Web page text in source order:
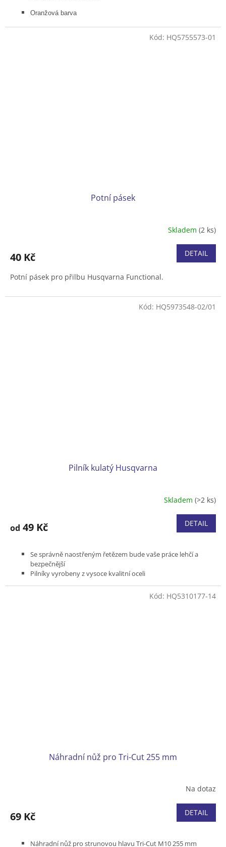
Oranžová barva
Potní pásek
Skladem (2 ks)
40 Kč DETAIL
Potní pásek pro přilbu Husqvarna Functional.
Kód: HQ5755573-01
Pilník kulatý Husqvarna
Skladem (>2 ks)
od 49 Kč DETAIL
Se správně naostřeným řetězem bude vaše práce lehčí a
bezpečnější
Pilníky vyrobeny z vysoce kvalitní oceli
Kód: HQ5973548-02/01
Náhradní nůž pro Tri-Cut 255 mm
Na dotaz
69 Kč DETAIL
Náhradní nůž pro strunovou hlavu Tri-Cut M10 255 mm
Kód: HQ5310177-14